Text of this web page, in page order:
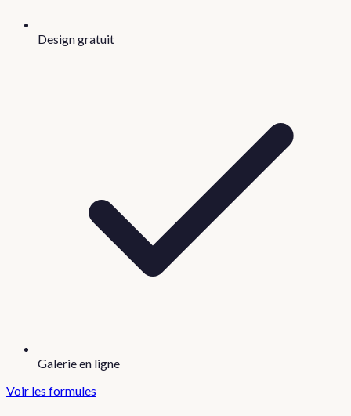
Design gratuit
Galerie en ligne
Voir les formules